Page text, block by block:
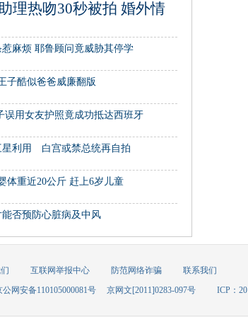
理热吻30秒被拍 婚外情
麻烦 耶鲁顾问竟威胁其停学
子酷似爸爸威廉翻版
误用女友护照竟成功抵达西班牙
星利用 白宫或禁总统再自拍
体重近20公斤 赶上6岁儿童
否预防心脏病及中风
互联网举报中心 防范网络诈骗
联系我们
公网安备110105000081号 京网文[2011]0283-097号 ICP：